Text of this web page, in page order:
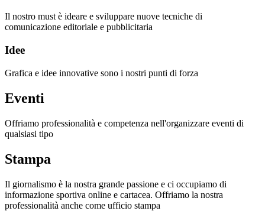
Il nostro must è ideare e sviluppare nuove tecniche di
comunicazione editoriale e pubblicitaria
Idee
Grafica e idee innovative sono i nostri punti di forza
Eventi
Offriamo professionalità e competenza nell'organizzare eventi di
qualsiasi tipo
Stampa
Il giornalismo è la nostra grande passione e ci occupiamo di
informazione sportiva online e cartacea. Offriamo la nostra
professionalità anche come ufficio stampa